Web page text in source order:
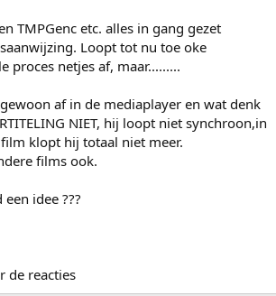
TMPGenc etc. alles in gang gezet
Loopt tot nu toe oke
proces netjes af, maar.........
af in de mediaplayer en wat denk
NIET, hij loopt niet synchroon,in
klopt hij totaal niet meer.
films ook.
idee ???
de reacties